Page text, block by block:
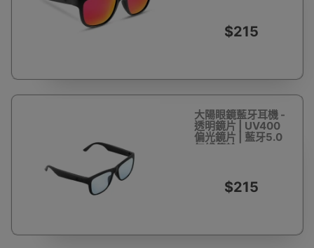
$215
大陽眼鏡藍牙耳機 -
透明鏡片 | UV400
偏光鏡片 | 藍牙5.0
無綫傳輸
$215